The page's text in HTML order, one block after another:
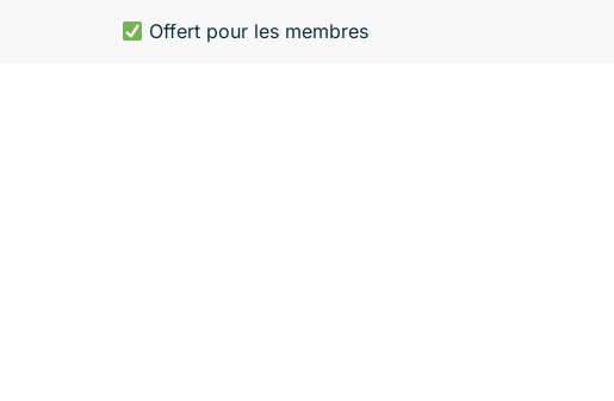
Offert pour les membres